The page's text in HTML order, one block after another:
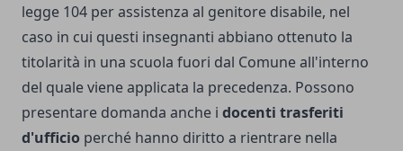
legge 104 per assistenza al genitore disabile, nel
caso in cui questi insegnanti abbiano ottenuto la
titolarità in una scuola fuori dal Comune all'interno
del quale viene applicata la precedenza. Possono
presentare domanda anche i docenti trasferiti
d'ufficio perché hanno diritto a rientrare nella